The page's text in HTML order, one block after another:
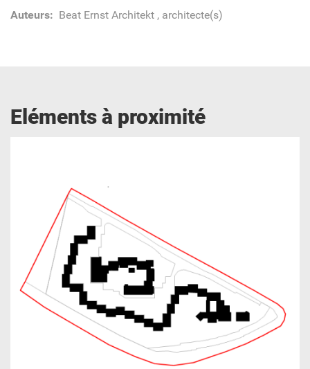
Auteurs: Beat Ernst Architekt , architecte(s)
Eléments à proximité